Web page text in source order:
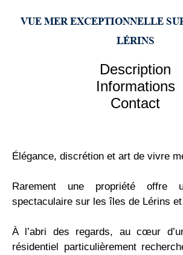
VUE MER EXCEPTIONNELLE
LÉRINS
Description
Informations
Contact
Élégance, discrétion et art de vivre
Rarement une propriété offre
spectaculaire sur les îles de Lérins
À l’abri des regards, au cœur
résidentiel particulièrement